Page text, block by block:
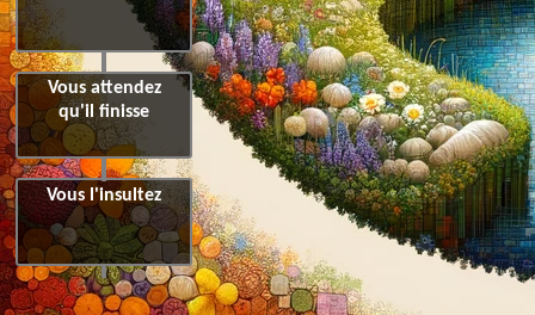
Vous attendez
qu'il finisse
Vous l'insultez